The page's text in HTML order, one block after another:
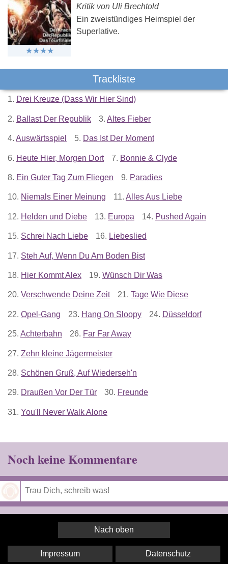
Kritik von Uli Brechtold
Ein zweistündiges Heimspiel der
Superlative.
Trackliste
1. Drei Kreuze (Dass Wir Hier Sind)
2. Ballast Der Republik 3. Altes Fieber
4. Auswärtsspiel 5. Das Ist Der Moment
6. Heute Hier, Morgen Dort 7. Bonnie & Clyde
8. Ein Guter Tag Zum Fliegen 9. Paradies
10. Niemals Einer Meinung 11. Alles Aus Liebe
12. Helden und Diebe 13. Europa 14. Pushed Again
15. Schrei Nach Liebe 16. Liebeslied
17. Steh Auf, Wenn Du Am Boden Bist
18. Hier Kommt Alex 19. Wünsch Dir Was
20. Verschwende Deine Zeit 21. Tage Wie Diese
22. Opel-Gang 23. Hang On Sloopy 24. Düsseldorf
25. Achterbahn 26. Far Far Away
27. Zehn kleine Jägermeister
28. Schönen Gruß, Auf Wiederseh'n
29. Draußen Vor Der Tür 30. Freunde
31. You'll Never Walk Alone
Noch keine Kommentare
Nach oben
Impressum Datenschutz